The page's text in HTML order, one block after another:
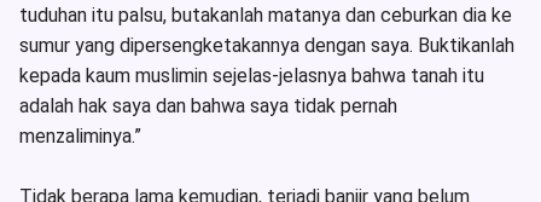
tuduhan itu palsu, butakanlah matanya dan ceburkan dia ke
sumur yang dipersengketakannya dengan saya. Buktikanlah
kepada kaum muslimin sejelas-jelasnya bahwa tanah itu
adalah hak saya dan bahwa saya tidak pernah
menzaliminya.”
Tidak berapa lama kemudian, terjadi banjir yang belum